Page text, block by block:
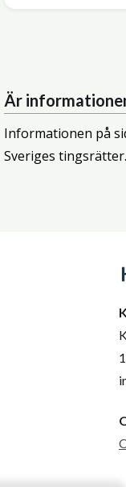
Är
Informationen på
Sveriges